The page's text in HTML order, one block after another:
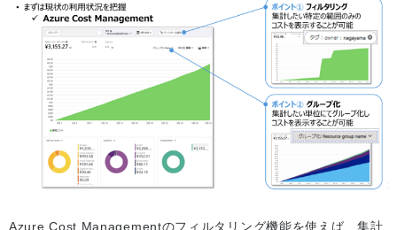
Azure Cost Managementのフィルタリング機能を使えば、集計